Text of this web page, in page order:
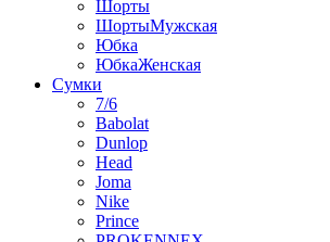
Шорты
ШортыМужская
Юбка
ЮбкаЖенская
Сумки
7/6
Babolat
Dunlop
Head
Joma
Nike
Prince